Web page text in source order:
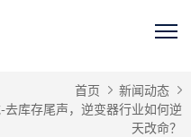
首页
新闻动态
去库存尾声，逆变器行业如何逆
天改命？